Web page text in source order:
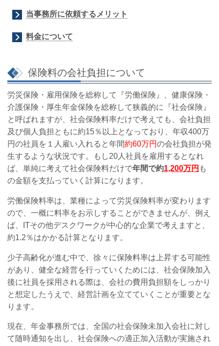
当事務所に依頼するメリット
料金について
保険料の会社負担について
労災保険・雇用保険を総称して『労働保険』、健康保険・
介護保険・厚生年金保険を総称して狭義的に『社会保険』
と呼ばれますが、 社会保険料率だけで考えても、会社負担
及び個人負担ともに約15％以上となっており、年収400万
円の社員を１人雇い入れると年間約60万円の会社負担が発
生するような状況です。もし20人社員を雇用するとなれ
ば、単純に考えて社会保険料だけで年間で約1,200万円 も
の金額を支払っていく計算になります。
労働保険料率は、業種によって労災保険料率が変わります
ので、一概に料率をお示しすることができませんが、例え
ば、ITその他デスクワークが中心的な企業で考えますと、
約1.2％はかかる計算となります。
少子高齢化が進む中で、徐々に保険料率は上昇する可能性
があり、 健全な経営を行っていくためには、 社会保険加入
後に社員を採用される際は、会社の費用負担額をしっかり
と想定したうえで、経営計画を立てていくことが重要とな
ります。
現在、年金事務所では、全国の社会保険未加入会社に対し
て随時通知を出し、社会保険への適正加入活動が実施され